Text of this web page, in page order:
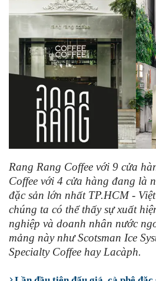
Rang Rang Coffee với 9 cửa
Coffee với 4 cửa hàng đang là
đặc sản lớn nhất TP.HCM -
chúng ta có thể thấy sự xuất
nghiệp và doanh nhân nước
mảng này như Scotsman Ice
Specialty Coffee hay Lacàph.